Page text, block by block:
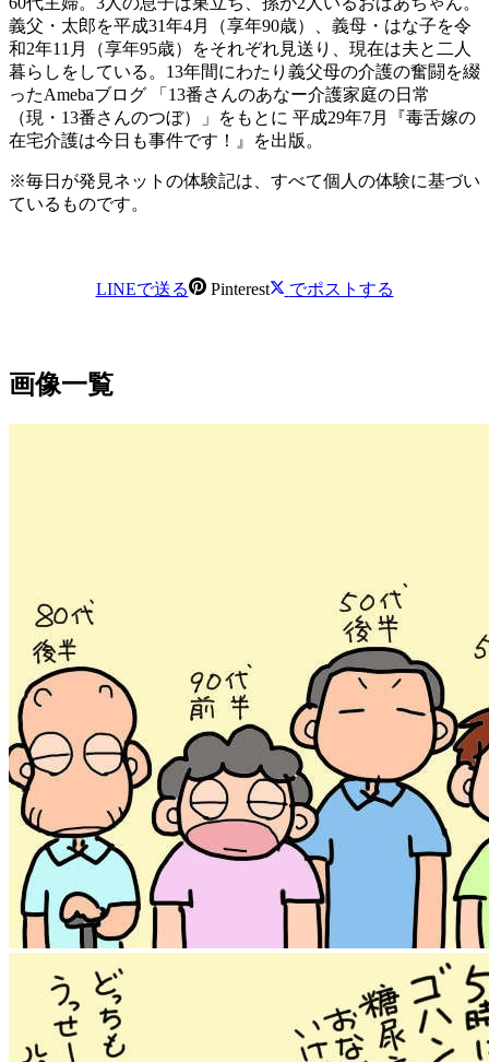
義父・太郎を平成31年4月（享年90歳）、義母・はな子を令
和2年11月（享年95歳）をそれぞれ見送り、現在は夫と二人
暮らしをしている。13年間にわたり義父母の介護の奮闘を綴
ったAmebaブログ 「13番さんのあなー介護家庭の日常
（現・13番さんのつぼ）」をもとに 平成29年7月『毒舌嫁の
在宅介護は今日も事件です！』を出版。
※毎日が発見ネットの体験記は、すべて個人の体験に基づい
ているものです。
LINEで送る Pinterest でポストする
画像一覧